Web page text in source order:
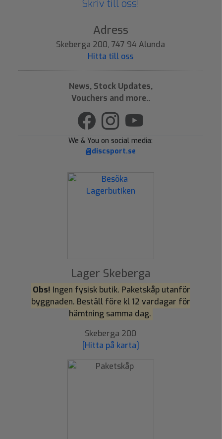
Skriv till oss!
Adress
Skeberga 200, 747 94 Alunda
Hitta till oss
News, Stock Updates,
Vouchers and more..
We & You on social media:
@discsport.se
Lager Skeberga
Obs! Ingen fysisk butik. Paketskåp utanför
byggnaden. Beställ före kl 12 vardagar för
hämtning samma dag.
Skeberga 200
[Hitta på karta]